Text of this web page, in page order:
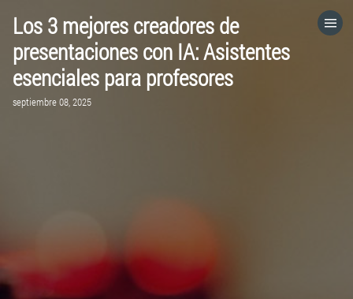
Los 3 mejores creadores de
presentaciones con IA: Asistentes
esenciales para profesores
septiembre 08, 2025
HOME
CATEGORÍAS